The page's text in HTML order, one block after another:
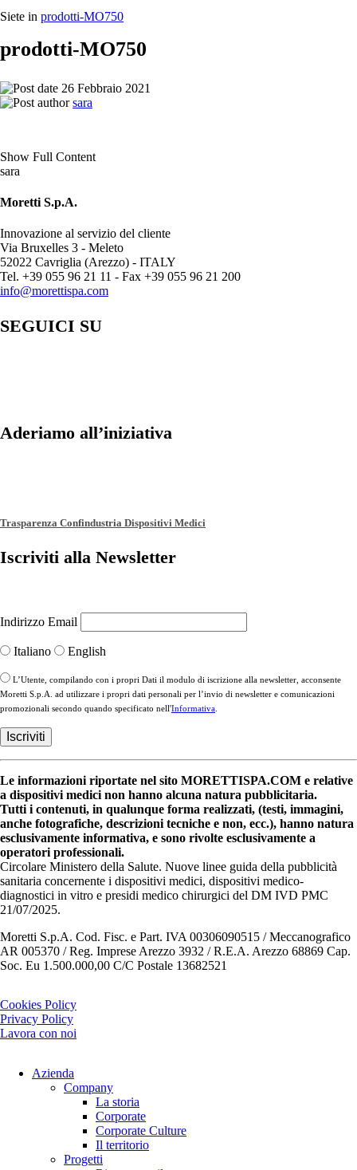
Siete in prodotti-MO750
prodotti-MO750
26 Febbraio 2021
sara
Show Full Content
sara
Moretti S.p.A.
Innovazione al servizio del cliente
Via Bruxelles 3 - Meleto
52022 Cavriglia (Arezzo) - ITALY
Tel. +39 055 96 21 11 - Fax +39 055 96 21 200
info@morettispa.com
SEGUICI SU
Aderiamo all’iniziativa
Trasparenza Confindustria Dispositivi Medici
Iscriviti alla Newsletter
Indirizzo Email
Italiano English
L’Utente, compilando con i propri Dati il modulo di iscrizione alla newsletter, acconsente
Moretti S.p.A. ad utilizzare i propri dati personali per l’invio di newsletter e comunicazioni
promozionali secondo quando specificato nell'Informativa
Le informazioni riportate nel sito MORETTISPA.COM e relative
a dispositivi medici non hanno alcuna natura pubblicitaria.
Tutti i contenuti, in qualunque forma realizzati, (testi, immagini,
anche fotografiche, descrizioni tecniche e non, ecc.), hanno natura
esclusivamente informativa, e sono rivolte esclusivamente a
operatori professionali.
Circolare Ministero della Salute. Nuove linee guida della pubblicità
sanitaria concernente i dispositivi medici, dispositivi medico-
diagnostici in vitro e presidi medico chirurgici del DM IVD PMC
21/07/2025.
Moretti S.p.A. Cod. Fisc. e Part. IVA 00306090515 / Meccanografico
AR 005370 / Reg. Imprese Arezzo 3932 / R.E.A. Arezzo 68869 Cap.
Soc. Eu 1.500.000,00 C/C Postale 13682521
Cookies Policy
Privacy Policy
Lavora con noi
Azienda
Company
La storia
Corporate
Corporate Culture
Il territorio
Progetti